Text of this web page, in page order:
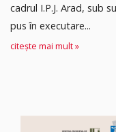
cadrul I.P.J. Arad, sub
pus în executare...
citește mai mult »